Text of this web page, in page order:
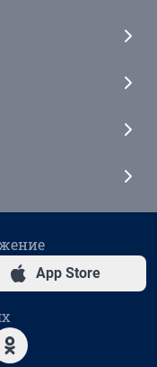
App Store